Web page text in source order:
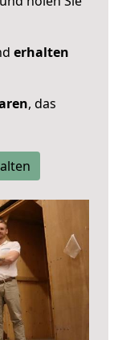
erhalten
, das